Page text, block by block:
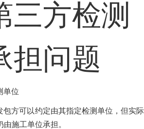
三方检测
担问题
单位
包方可以约定由其指定检测单位，但实际
施工单位承担。